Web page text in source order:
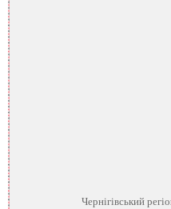
Чернігівський